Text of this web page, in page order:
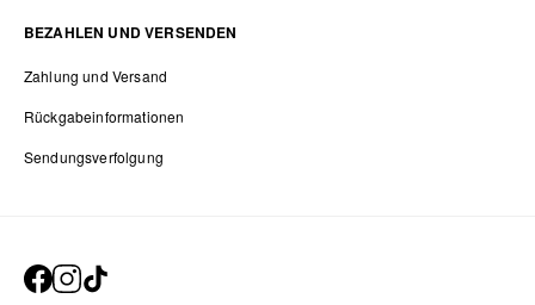
BEZAHLEN UND VERSENDEN
Zahlung und Versand
Rückgabeinformationen
Sendungsverfolgung